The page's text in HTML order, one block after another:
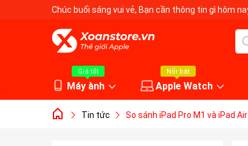
Chúc buổi sáng vui vẻ, Bạn cần thông tin gì hôm
Giá tốt
Máy ành
Nổi bật
Apple Watch
Tin tức So sánh iPad Pro M1 và iPad